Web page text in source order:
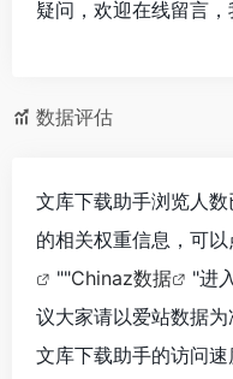
疑问，欢迎在线留言，
数据评估
文库下载助手浏览人
的相关权重信息，可
""Chinaz数据
"进
议大家请以爱站数据
文库下载助手的访问速